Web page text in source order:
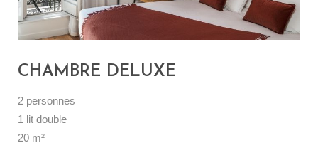
CHAMBRE DELUXE
2 personnes
1 lit double
20 m²